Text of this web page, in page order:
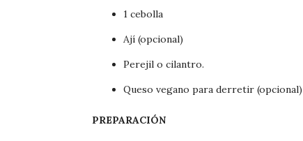
1 cebolla
Ají (opcional)
Perejil o cilantro.
Queso vegano para derretir (opcional)
PREPARACIÓN